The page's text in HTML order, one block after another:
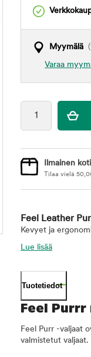
Myymälä
Varaa
Ilmainen
Tilaa vielä
Feel Leather
Kevyet ja
Lue lisää
Tuotetiedot
Feel Purrr
Feel Purr -valjaat
valmistetut valjaat.